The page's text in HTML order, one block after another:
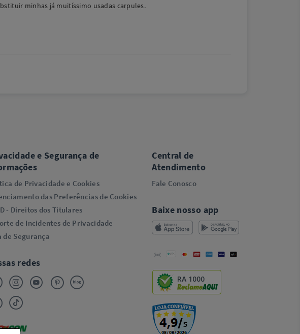
minhas já muitíssimo usadas carpules.
e Segurança de
de Privacidade e Cookies
das Preferências de Cookies
- Direitos dos Titulares
de Incidentes de Privacidade
de Segurança
redes
Central de
Atendimento
Fale Conosco
Baixe nosso app
RA 1000